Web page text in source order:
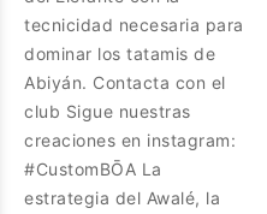
tecnicidad necesaria para
dominar los tatamis de
Abiyán. Contacta con el
club Sigue nuestras
creaciones en instagram:
#CustomBŌA La
estrategia del Awalé, la